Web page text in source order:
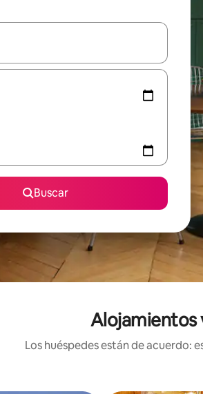
estén disponibles, navega con las
Buscar
Alojamientos
Los huéspedes están de acuerdo: